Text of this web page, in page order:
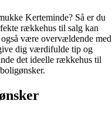
Kerteminde? Så er du
rækkehus til salg kan
være overvældende med
dig værdifulde tip og
det ideelle rækkehus til